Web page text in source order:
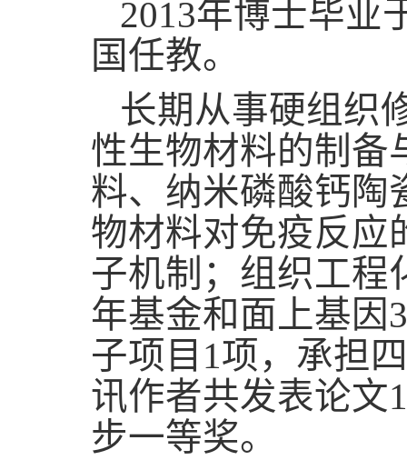
2013年博士毕业
国任教。
长期从事硬组织
性生物材料的制备
料、纳米磷酸钙陶
物材料对免疫反应
子机制；组织工程
年基金和面上基因3
子项目 1项，承担
讯作者共发表论文
步一等奖。